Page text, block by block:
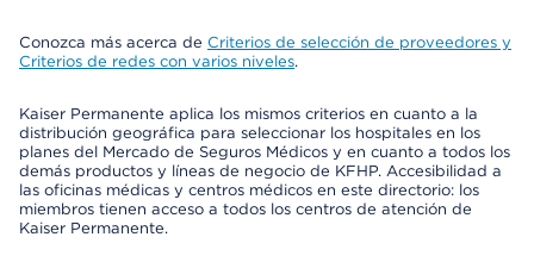
Conozca más acerca de Criterios de selección de proveedores y
Criterios de redes con varios niveles.
Kaiser Permanente aplica los mismos criterios en cuanto a la
distribución geográfica para seleccionar los hospitales en los
planes del Mercado de Seguros Médicos y en cuanto a todos los
demás productos y líneas de negocio de KFHP. Accesibilidad a
las oficinas médicas y centros médicos en este directorio: los
miembros tienen acceso a todos los centros de atención de
Kaiser Permanente.